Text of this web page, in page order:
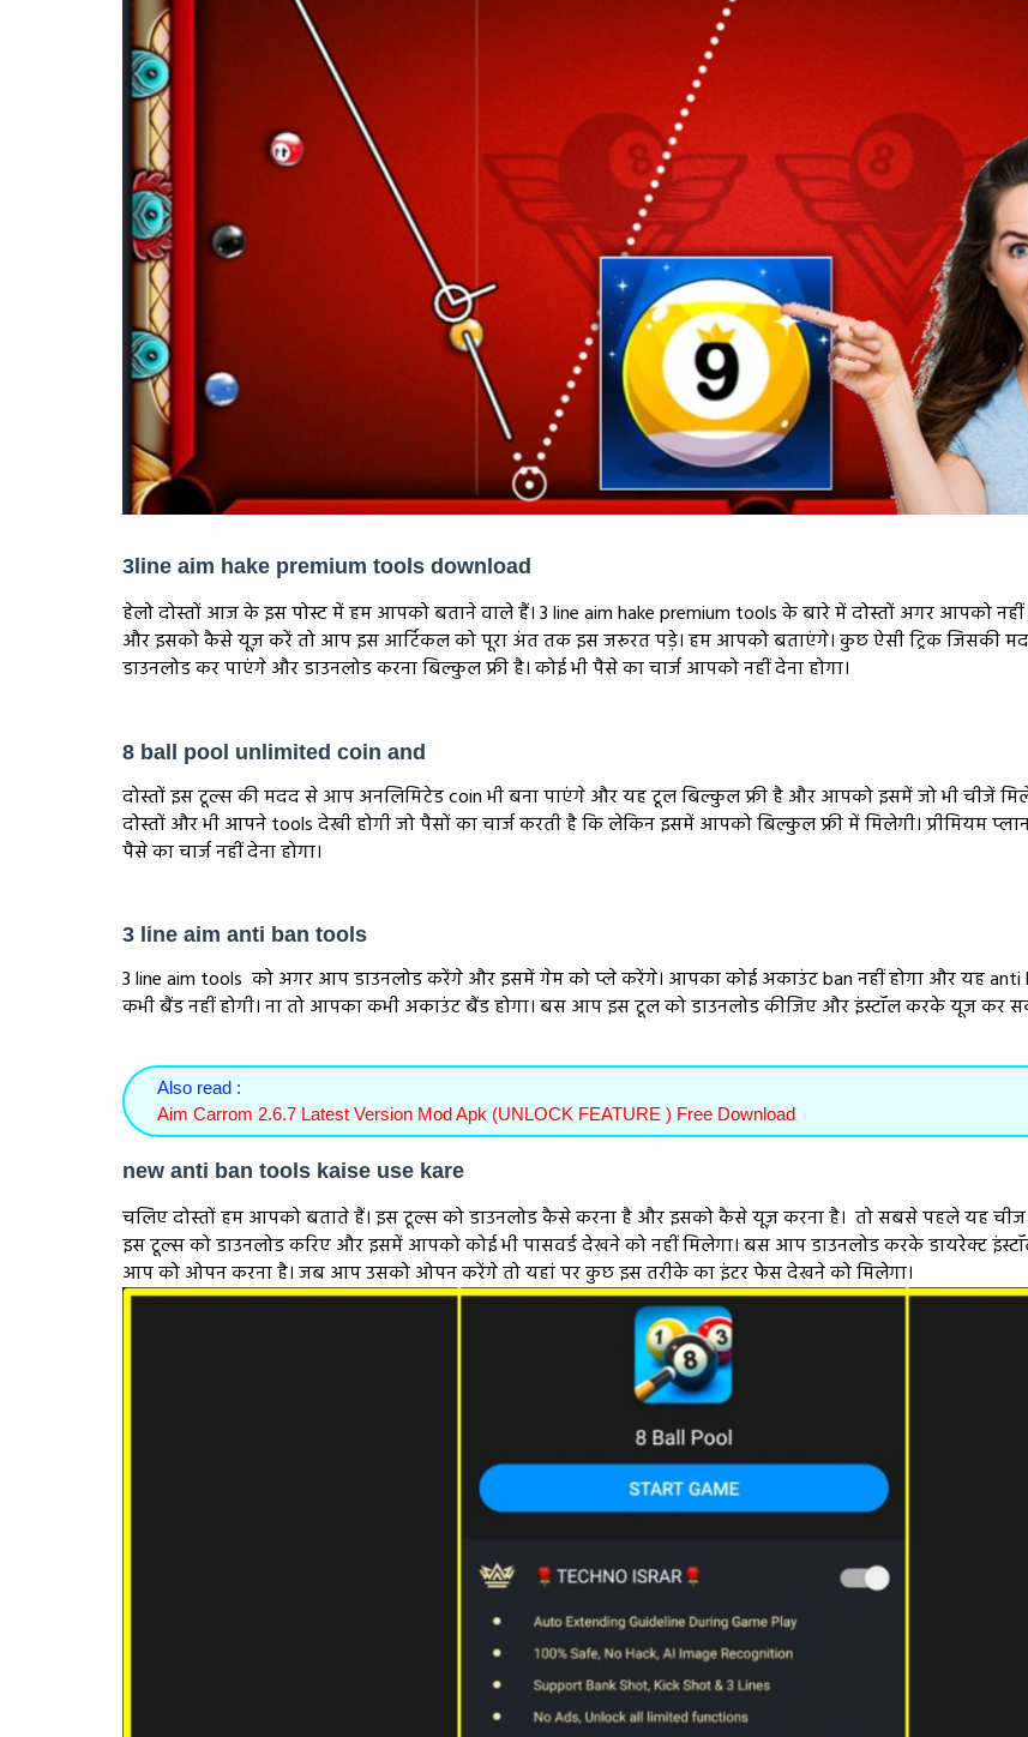
3line aim hake premium tools download
हेलो दोस्तों आज के इस पोस्ट में हम आपको बताने वाले हैं। 3 line aim hake premium tools के बारे में दोस्तों अगर आपको नहीं
और इसको कैसे यूज़ करें तो आप इस आर्टिकल को पूरा अंत तक इस जरूरत पड़े। हम आपको बताएंगे। कुछ ऐसी ट्रिक जिसकी
डाउनलोड कर पाएंगे और डाउनलोड करना बिल्कुल फ्री है। कोई भी पैसे का चार्ज आपको नहीं देना होगा।
8 ball pool unlimited coin and
दोस्तों इस टूल्स की मदद से आप अनलिमिटेड coin भी बना पाएंगे और यह टूल बिल्कुल फ्री है और आपको इसमें जो भी चीजें
दोस्तों और भी आपने tools देखी होगी जो पैसों का चार्ज करती है कि लेकिन इसमें आपको बिल्कुल फ्री में मिलेगी। प्रीमियम
पैसे का चार्ज नहीं देना होगा।
3 line aim anti ban tools
3 line aim tools को अगर आप डाउनलोड करेंगे और इसमें गेम को प्ले करेंगे। आपका कोई अकाउंट ban नहीं होगा और यह
कभी बैंड नहीं होगी। ना तो आपका कभी अकाउंट बैंड होगा। बस आप इस टूल को डाउनलोड कीजिए और इंस्टॉल करके यूज कर
Also read :
Aim Carrom 2.6.7 Latest Version Mod Apk (UNLOCK FEATURE ) Free Download
new anti ban tools kaise use kare
चलिए दोस्तों हम आपको बताते हैं। इस टूल्स को डाउनलोड कैसे करना है और इसको कैसे यूज़ करना है। तो सबसे पहले यह चीज
इस टूल्स को डाउनलोड करिए और इसमें आपको कोई भी पासवर्ड देखने को नहीं मिलेगा। बस आप डाउनलोड करके डायरेक्ट
आप को ओपन करना है। जब आप उसको ओपन करेंगे तो यहां पर कुछ इस तरीके का इंटर फेस देखने को मिलेगा।